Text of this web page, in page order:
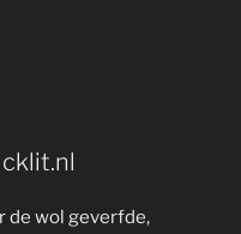
de wol geverfde,